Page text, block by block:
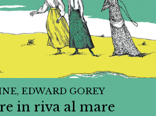
EDWARD GOREY
in riva al mare